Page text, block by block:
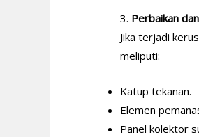
3. Perbaikan
Jika terjadi
meliputi:
Katup tekanan.
Elemen
Panel kolektor